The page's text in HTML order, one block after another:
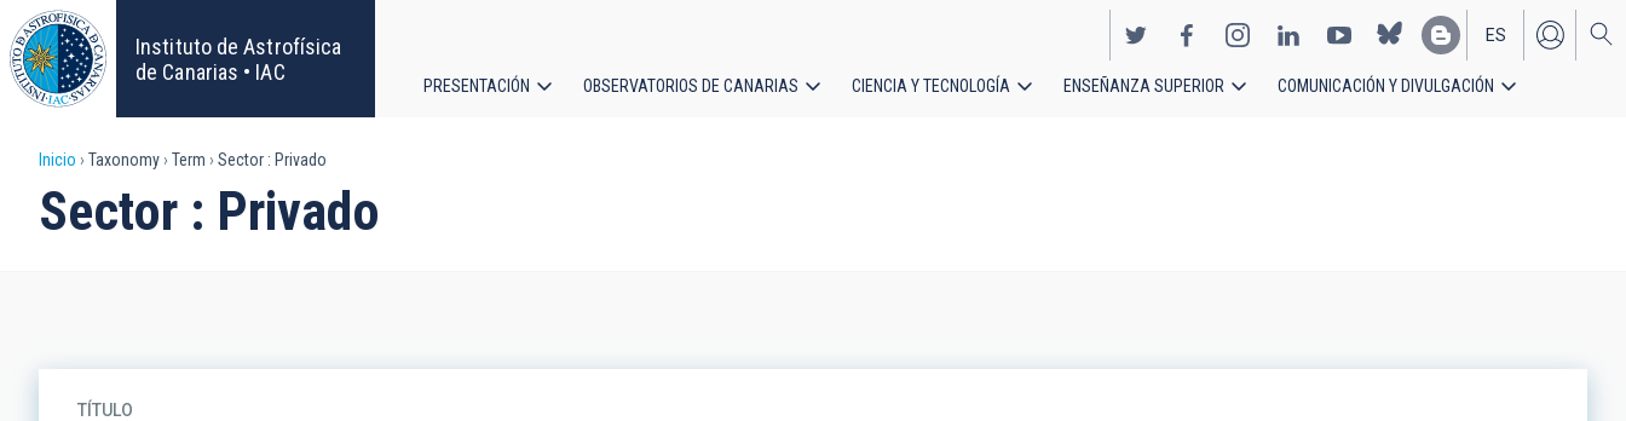
Pasar
al
contenido
principal
Instituto de Astrofísica
de Canarias • IAC
EN
ES
PRESENTACIÓN OBSERVATORIOS DE CANARIAS CIENCIA Y TECNOLOGÍA ENSEÑANZA SUPERIOR COMUNICACIÓN Y DIVULGACIÓN
Sobrescribir
enlaces
Inicio Taxonomy Term Sector : Privado
Sector : Privado
TÍTULO